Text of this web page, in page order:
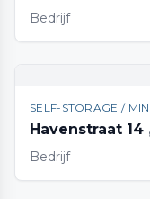
Bedrijf
SELF-STORAGE /
Havenstraat 14
Bedrijf